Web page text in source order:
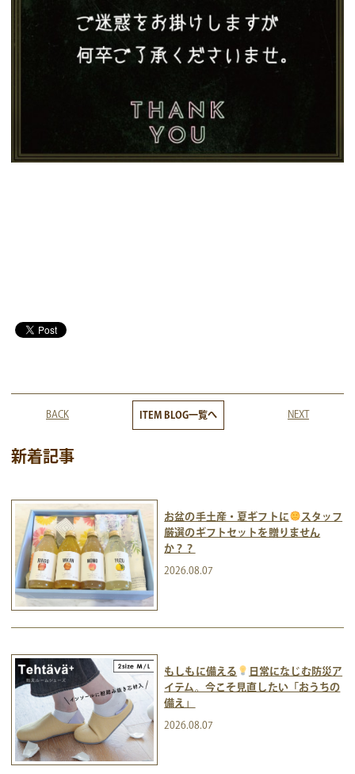
BACK ITEM BLOG一覧へ NEXT
新着記事
お盆の手土産・夏ギフトに
スタッフ
厳選のギフトセットを贈りません
か？？
2026.08.07
もしもに備える
日常になじむ防災ア
イテム。今こそ見直したい「おうちの
備え」
2026.08.07